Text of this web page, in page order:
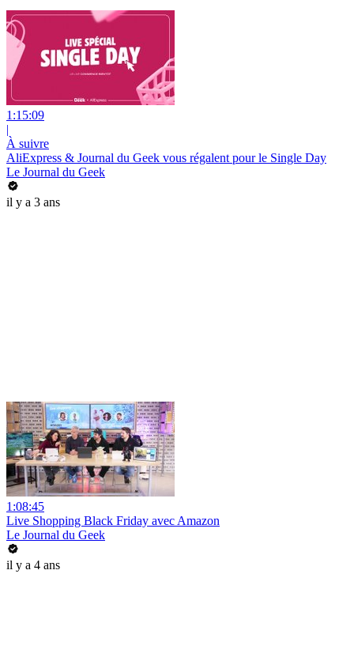
1:15:09
|
À suivre
AliExpress & Journal du Geek vous régalent pour le Single Day
Le Journal du Geek
il y a 3 ans
1:08:45
Live Shopping Black Friday avec Amazon
Le Journal du Geek
il y a 4 ans